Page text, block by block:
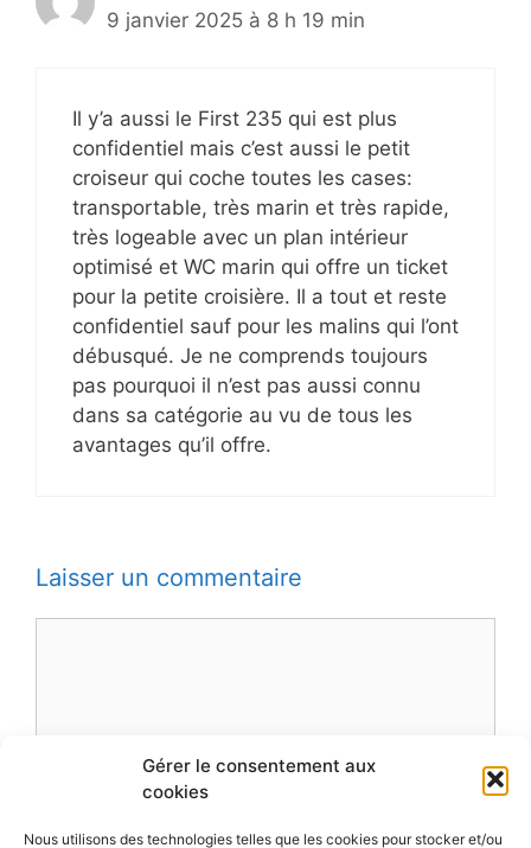
Gérer le consentement aux
cookies
Nous utilisons des technologies telles que les cookies pour stocker et/ou
9 janvier 2025 à 8 h 19 min
Il y’a aussi le First 235 qui est plus
confidentiel mais c’est aussi le petit
croiseur qui coche toutes les cases:
transportable, très marin et très rapide,
très logeable avec un plan intérieur
optimisé et WC marin qui offre un ticket
pour la petite croisière. Il a tout et reste
confidentiel sauf pour les malins qui l’ont
débusqué. Je ne comprends toujours
pas pourquoi il n’est pas aussi connu
dans sa catégorie au vu de tous les
avantages qu’il offre.
Laisser un commentaire